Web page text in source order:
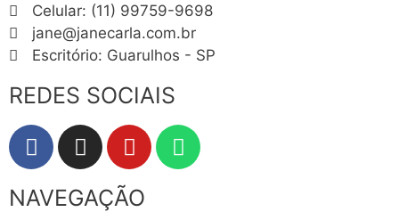
Celular: (11) 99759-9698
jane@janecarla.com.br
Escritório: Guarulhos - SP
REDES SOCIAIS
NAVEGAÇÃO